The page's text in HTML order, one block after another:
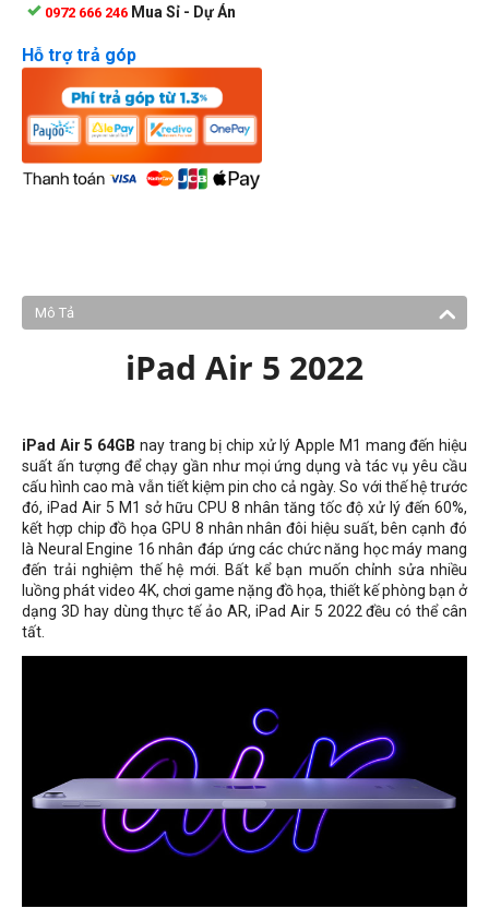
0972 666 246 Mua Sỉ - Dự Án
Hỗ trợ trả góp
Mô Tả
iPad Air 5 2022
iPad Air 5 64GB nay trang bị chip xử lý Apple M1 mang đến hiệu
suất ấn tượng để chạy gần như mọi ứng dụng và tác vụ yêu cầu
cấu hình cao mà vẫn tiết kiệm pin cho cả ngày. So với thế hệ trước
đó, iPad Air 5 M1 sở hữu CPU 8 nhân tăng tốc độ xử lý đến 60%,
kết hợp chip đồ họa GPU 8 nhân nhân đôi hiệu suất, bên cạnh đó
là Neural Engine 16 nhân đáp ứng các chức năng học máy mang
đến trải nghiệm thế hệ mới. Bất kể bạn muốn chỉnh sửa nhiều
luồng phát video 4K, chơi game nặng đồ họa, thiết kế phòng bạn ở
dạng 3D hay dùng thực tế ảo AR, iPad Air 5 2022 đều có thể cân
tất.